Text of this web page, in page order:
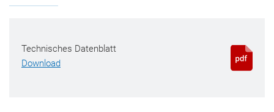
Technisches Datenblatt
Download